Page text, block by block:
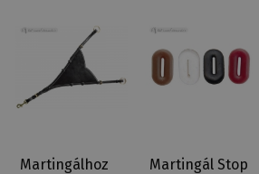
Martingálhoz
Martingál Stop